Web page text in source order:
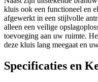
kluis ook een functioneel en
afgewerkt in een stijlvolle
alleen een veilige
toevoeging aan uw ruimte.
deze kluis lang meegaat en
Specificaties en